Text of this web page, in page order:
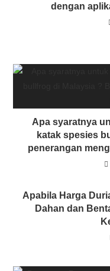
dengan
Apa syaratnya
katak spesies
penerangan
Apabila Harga
Dahan dan